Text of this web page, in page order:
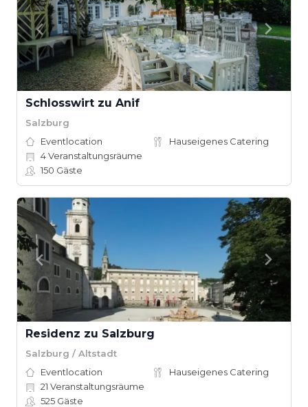
Schlosswirt zu Anif
Salzburg
Eventlocation
Hauseigenes Catering
4Veranstaltungsräume
150 Gäste
Residenz zu Salzburg
Salzburg / Altstadt
Eventlocation
Hauseigenes Catering
21 Veranstaltungsräume
525 Gäste